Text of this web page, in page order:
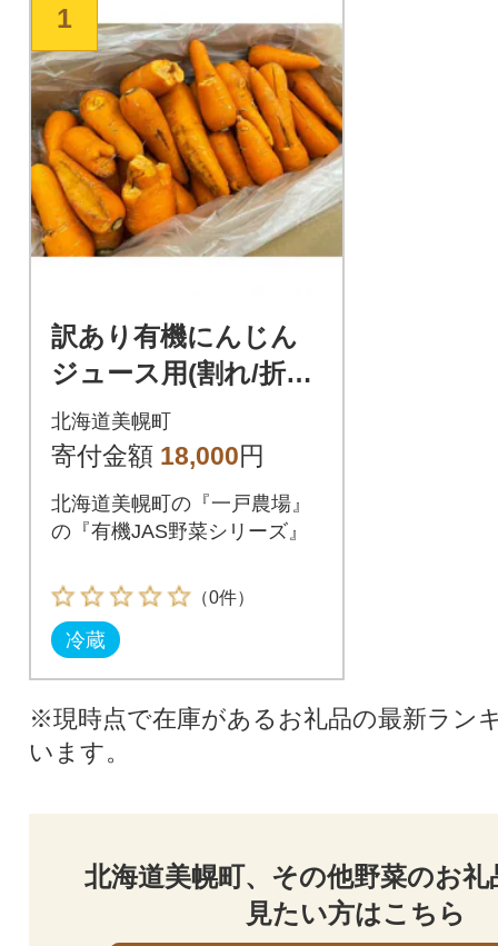
1
訳あり有機にんじん
ジュース用(割れ/折れ
等) 10kg
北海道美幌町
寄付金額 18,000円
北海道美幌町の『一戸農場』
の『有機JAS野菜シリーズ』
（0件）
冷蔵
※現時点で在庫があるお礼品の最新ラン
います。
北海道美幌町、その他野菜のお
見たい方はこちら